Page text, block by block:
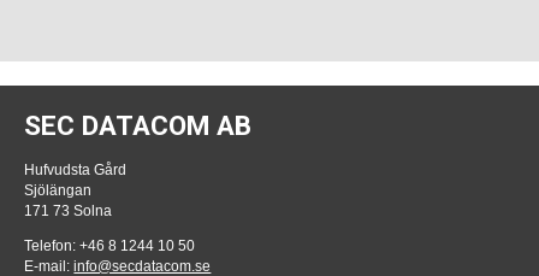
SEC DATACOM AB
Hufvudsta Gård
Sjölängan
171 73 Solna
Telefon: +46 8 1244 10 50
E-mail:info@secdatacom.se